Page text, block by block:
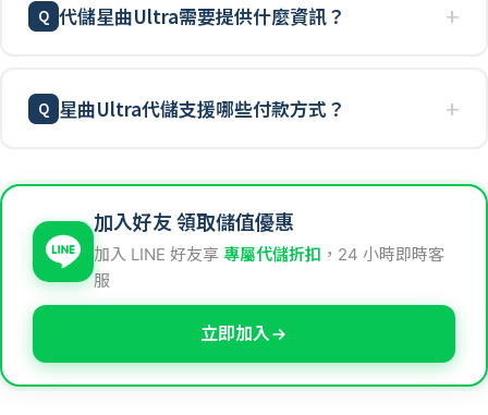
代儲星曲Ultra需要提供什麼資訊？
星曲Ultra代儲支援哪些付款方式？
加入好友 領取儲值優惠
加入 LINE 好友享 專屬代儲折扣 ，24 小時即時客
服
立即加入